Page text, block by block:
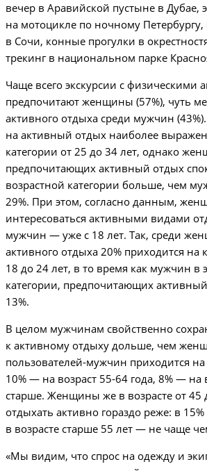
вечер в Аравийской пустыне в Дубае,
на мотоцикле по ночному Петербургу,
в Сочи, конные прогулки в
трекинг в национальном парке
Чаще всего экскурсии с физическими
предпочитают женщины (57%), чуть
активного отдыха среди мужчин
на активный отдых наиболее
категории от 25 до 34 лет, однако
предпочитающих активный отдых
возрастной категории больше, чем
29%. При этом, согласно данным,
интересоваться активными видами
мужчин — уже с 18 лет. Так, среди
активного отдыха 20% приходится на
18 до 24 лет, в то время как мужчин в
категории, предпочитающих
13%.
В целом мужчинам свойственно
к активному отдыху дольше, чем
пользователей-мужчин приходится на
10% — на возраст 55-64 года, 8% — на
старше. Женщины же в возрасте от 45
отдыхать активно гораздо реже: в 15%
в возрасте старше 55 лет — не чаще
«Мы видим, что спрос на одежду и